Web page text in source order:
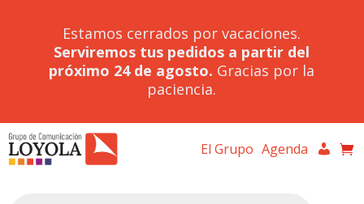
Estamos cerrados por vacaciones.
Serviremos tus pedidos a partir del
próximo 24 de agosto. Gracias por la
paciencia.
El Grupo Agenda